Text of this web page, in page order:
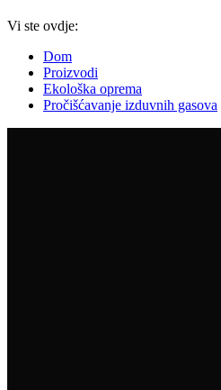
Vi ste ovdje:
Dom
Proizvodi
Ekološka oprema
Pročišćavanje izduvnih gasova